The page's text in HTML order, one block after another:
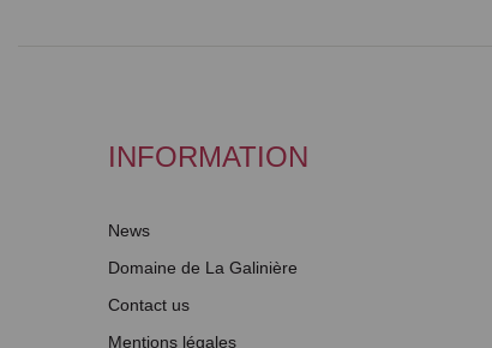
INFORMATION
News
Domaine de La Galinière
Contact us
Mentions légales